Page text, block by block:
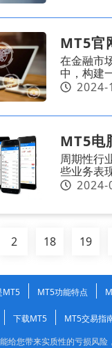
望以特定
提供有效
程中应用
合多元化
犯一些错
天，我们
卓MT5平
投资者在
区，并提
MT5官
安卓手
股票投
工具与
在金融市
中，构建
化的股票
资者的得
提供了多
工具和策
实现投资
样化。以
资者实现
2024-
MT5电
载：周
业的界
周期性行
些业务表
周期紧密
在经济放
可能遭受
性行业？
不同的周
可以归类
同的行业
有统一的
列表，本
2024-
2 18 19
MT5 MT5功能特点
下载MT5 MT5交易指
给您带来实质性的亏损风险